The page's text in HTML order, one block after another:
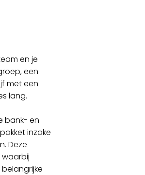
en je
een
met een
lang.
bank- en
inzake
Deze